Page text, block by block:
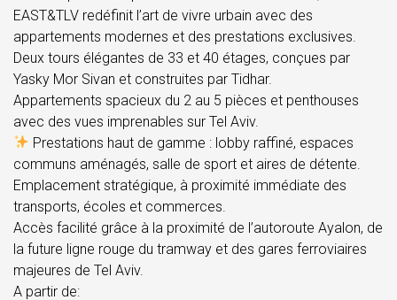
EAST&TLV redéfinit l’art de vivre urbain avec des
appartements modernes et des prestations exclusives.
Deux tours élégantes de 33 et 40 étages, conçues par
Yasky Mor Sivan et construites par Tidhar.
Appartements spacieux du 2 au 5 pièces et penthouses
avec des vues imprenables sur Tel Aviv.
Prestations haut de gamme : lobby raffiné, espaces
communs aménagés, salle de sport et aires de détente.
Emplacement stratégique, à proximité immédiate des
transports, écoles et commerces.
Accès facilité grâce à la proximité de l’autoroute Ayalon, de
la future ligne rouge du tramway et des gares ferroviaires
majeures de Tel Aviv.
A partir de: